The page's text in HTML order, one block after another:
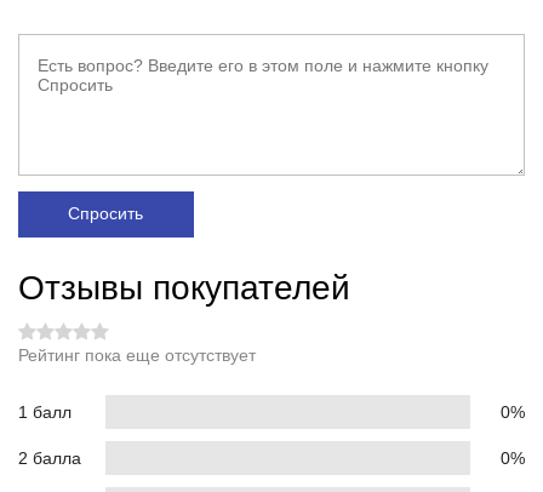
Спросить
Отзывы покупателей
Рейтинг пока еще отсутствует
1 балл 0%
2 балла 0%